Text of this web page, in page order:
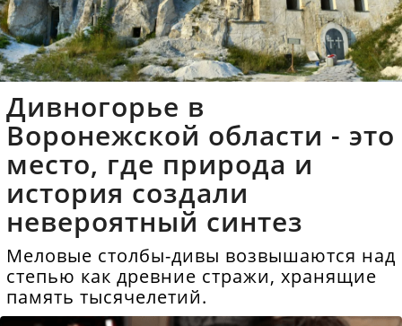
Дивногорье в
Воронежской области - это
место, где природа и
история создали
невероятный синтез
Меловые столбы-дивы возвышаются над
степью как древние стражи, хранящие
память тысячелетий.